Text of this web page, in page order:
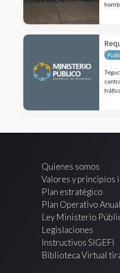
Quienes somos
Valores y principios
Plan estratégico
Plan Operativo Anual
Ley Ministerio
Legislaciones
Instructivos SIGEFI
Biblioteca Virtual